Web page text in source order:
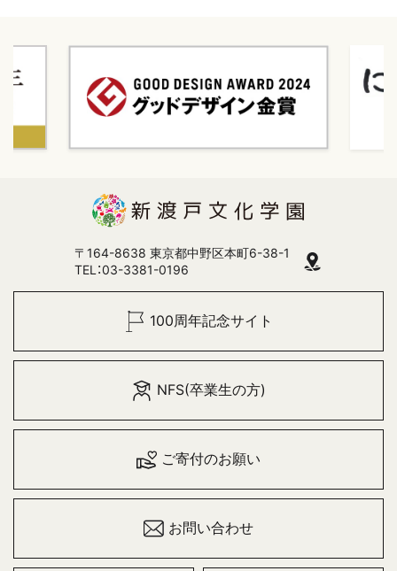
〒164-8638 東京都中野区本町6-38-1
TEL：03-3381-0196
100周年記念サイト
NFS(卒業生の方)
ご寄付のお願い
お問い合わせ